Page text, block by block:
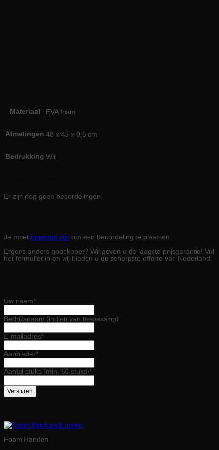
Materiaal EVA foam
Afmetingen 48 x 45 x 0,5 cm
Bedrukking Wit
Er zijn nog geen beoordelingen.
Je moet ingelogd zijn om een beoordeling te plaatsen.
Ergens anders goedkoper? Wij geven u de laagste prijsgarantie! Vul
het formulier in en wij bieden u de scherpste offerte van Nederland.
Uw naam
Bedrijfsnaam (indien van toepassing)
E-mailadres
Aanbieder
Aantal stuks (min. 50 stuks)
Foam Handen